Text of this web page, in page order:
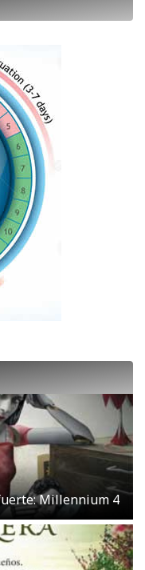
Millennium 4